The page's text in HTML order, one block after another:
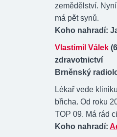
zemědělství.
má pět synů.
Koho nahradí:
Vlastimil Válek
zdravotnictví
Brněnský
Lékař vede
břicha. Od roku
TOP 09. Má rád
Koho nahradí: